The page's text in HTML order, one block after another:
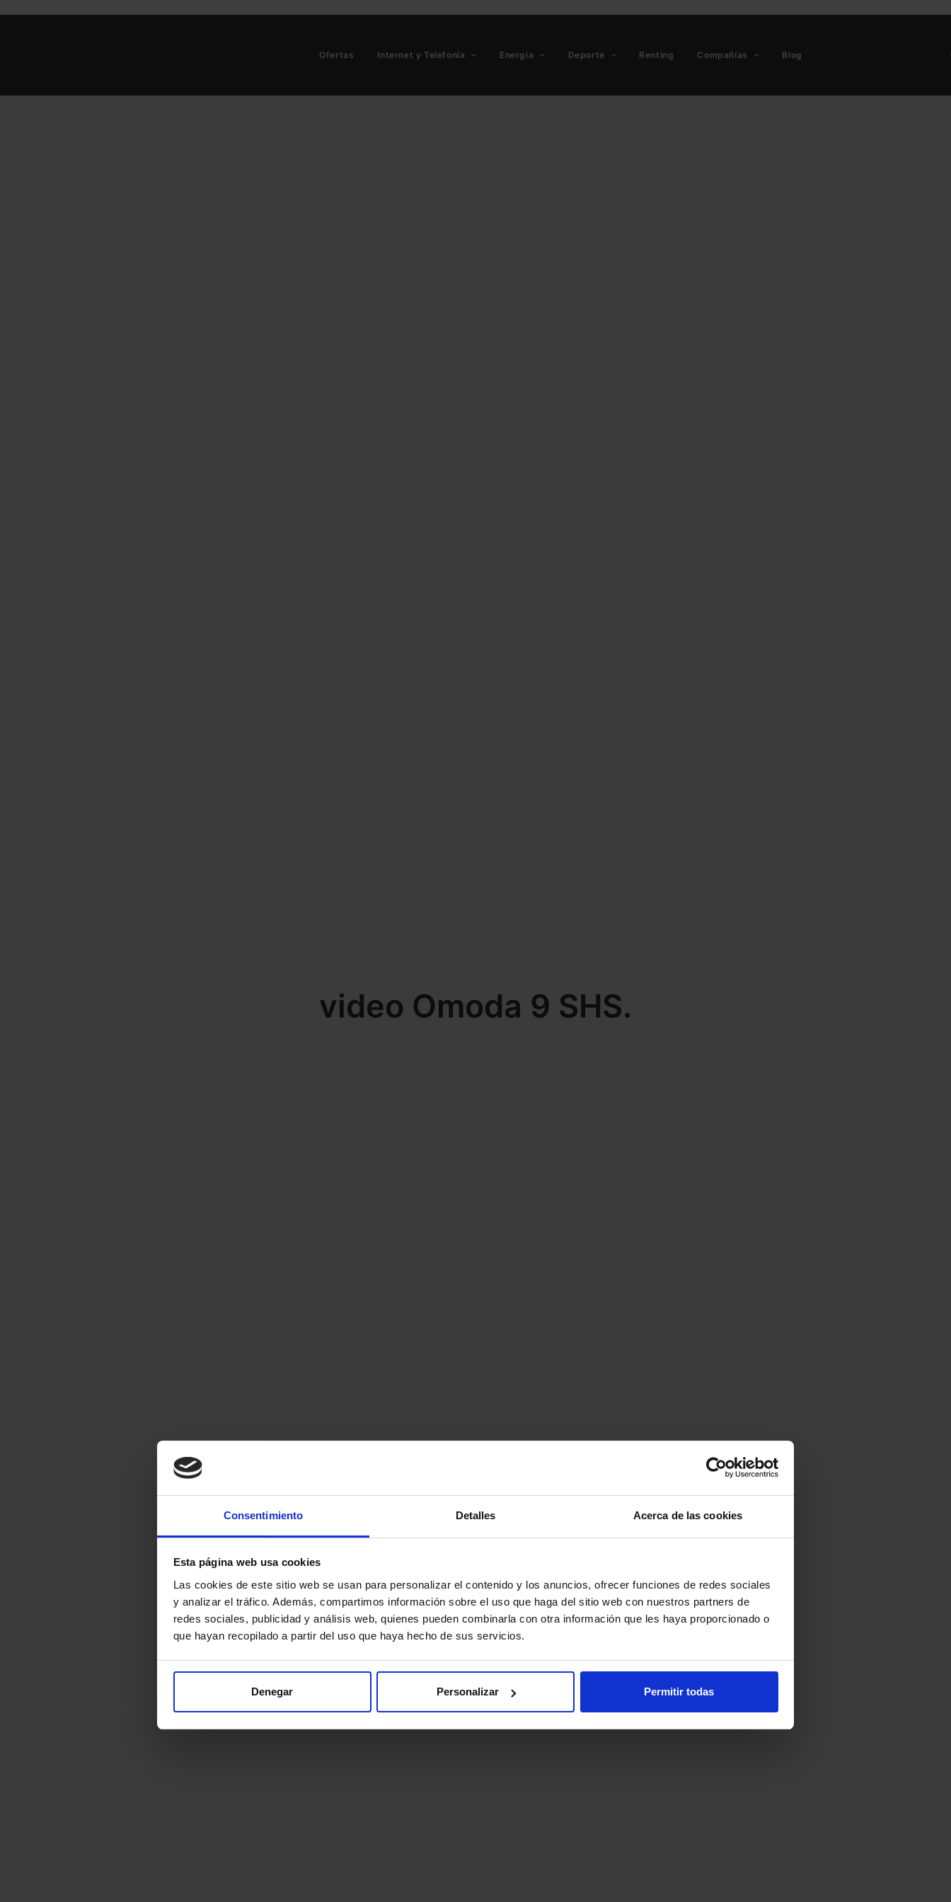
Consentimiento Detalles Acerca de las cookies
Esta página web usa cookies
Las cookies de este sitio web se usan para personalizar el contenido y los anuncios, ofrecer funciones de redes sociales
y analizar el tráfico. Además, compartimos información sobre el uso que haga del sitio web con nuestros partners de
redes sociales, publicidad y análisis web, quienes pueden combinarla con otra información que les haya proporcionado o
que hayan recopilado a partir del uso que haya hecho de sus servicios.
Denegar Personalizar Permitir todas
Ofertas Internet y Telefonía Energía Deporte Renting Compañías Blog
video Omoda 9 SHS.